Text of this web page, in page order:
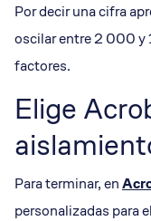
Por decir una cifra
oscilar entre 2 000 y
factores.
Elige
Para terminar, en
personalizadas para